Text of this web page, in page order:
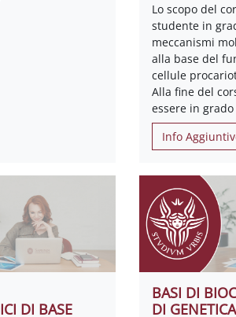
Lo scopo del
studente in
meccanismi
alla base del
cellule
Alla fine del
essere in
Info
DI BASE
BASI DI
DI GENETICA